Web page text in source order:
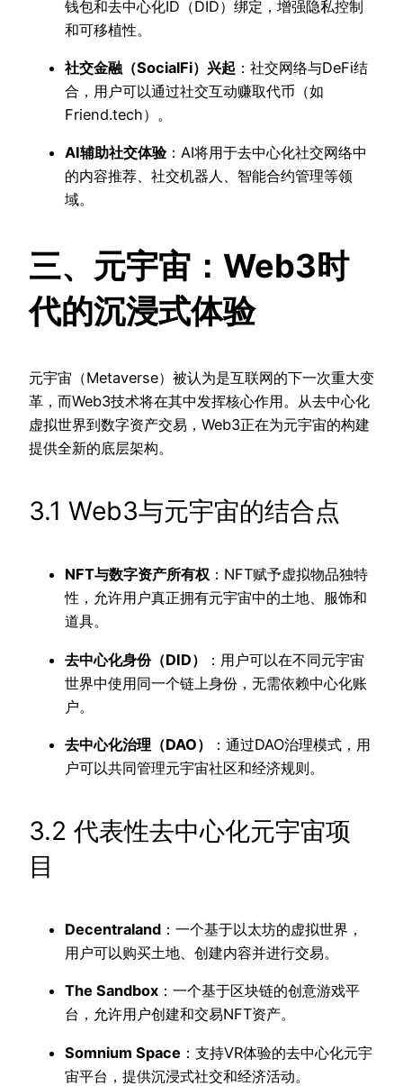
钱包和去中心化ID（DID）绑定，增强隐私控制
和可移植性。
社交金融（SocialFi）兴起 ：社交网络与DeFi结
合，用户可以通过社交互动赚取代币（如
Friend.tech）。
AI辅助社交体验：AI将用于去中心化社交网络中
的内容推荐、社交机器人、智能合约管理等领
域。
三、元宇宙：Web3时
代的沉浸式体验
元宇宙（Metaverse）被认为是互联网的下一次重大变
革，而Web3技术将在其中发挥核心作用。从去中心化
虚拟世界到数字资产交易，Web3正在为元宇宙的构建
提供全新的底层架构。
3.1 Web3与元宇宙的结合点
NFT与数字资产所有权 ：NFT赋予虚拟物品独特
性，允许用户真正拥有元宇宙中的土地、服饰和
道具。
去中心化身份（DID）
：用户可以在不同元宇宙
世界中使用同一个链上身份，无需依赖中心化账
户。
去中心化治理（DAO）
：通过DAO治理模式，用
户可以共同管理元宇宙社区和经济规则。
3.2 代表性去中心化元宇宙项
目
Decentraland ：一个基于以太坊的虚拟世界，
用户可以购买土地、创建内容并进行交易。
The Sandbox ：一个基于区块链的创意游戏平
台，允许用户创建和交易NFT资产。
Somnium Space ：支持VR体验的去中心化元宇
宙平台，提供沉浸式社交和经济活动。